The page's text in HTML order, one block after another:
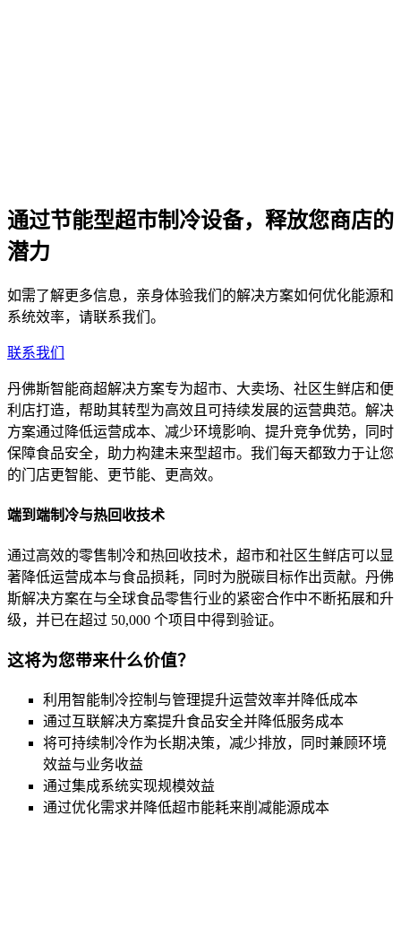
通过节能型超市制冷设备，释放您商店的
潜力
如需了解更多信息，亲身体验我们的解决方案如何优化能源和
系统效率，请联系我们。
联系我们
丹佛斯智能商超解决方案专为超市、大卖场、社区生鲜店和便
利店打造，帮助其转型为高效且可持续发展的运营典范。解决
方案通过降低运营成本、减少环境影响、提升竞争优势，同时
保障食品安全，助力构建未来型超市。我们每天都致力于让您
的门店更智能、更节能、更高效。
端到端制冷与热回收技术
通过高效的零售制冷和热回收技术，超市和社区生鲜店可以显
著降低运营成本与食品损耗，同时为脱碳目标作出贡献。丹佛
斯解决方案在与全球食品零售行业的紧密合作中不断拓展和升
级，并已在超过 50,000 个项目中得到验证。
这将为您带来什么价值？
利用智能制冷控制与管理提升运营效率并降低成本
通过互联解决方案提升食品安全并降低服务成本
将可持续制冷作为长期决策，减少排放，同时兼顾环境
效益与业务收益
通过集成系统实现规模效益
通过优化需求并降低超市能耗来削减能源成本